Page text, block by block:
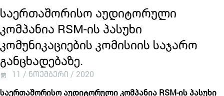
საერთაშორისო აუდიტორული
კომპანია RSM-ის პასუხი
კომუნიკაციების კომისიის საჯარო
განცხადებაზე.
11 / ნოემბერი / 2020
საერთაშორისო აუდიტორული კომპანია RSM-ის პასუხი